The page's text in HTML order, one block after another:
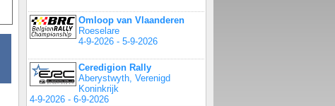
Omloop van Vlaanderen
Roeselare
4-9-2026 - 5-9-2026
Ceredigion Rally
Aberystwyth, Verenigd
Koninkrijk
4-9-2026 - 6-9-2026